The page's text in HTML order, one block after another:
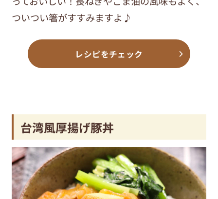
ついつい箸がすすみますよ♪
レシピをチェック
台湾風厚揚げ豚丼